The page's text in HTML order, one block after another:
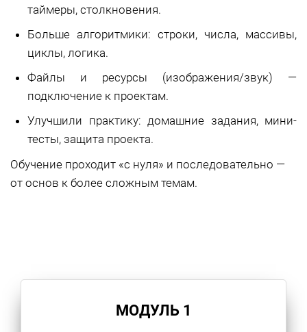
таймеры, столкновения.
Больше алгоритмики: строки, числа, массивы,
циклы, логика.
Файлы и ресурсы (изображения/звук) —
подключение к проектам.
Улучшили практику: домашние задания, мини-
тесты, защита проекта.
Обучение проходит «с нуля» и последовательно —
от основ к более сложным темам.
МОДУЛЬ 1